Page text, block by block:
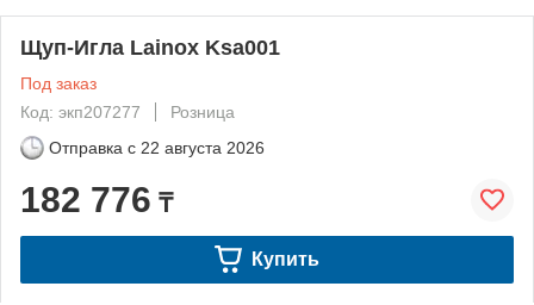
Щуп-Игла Lainox Ksa001
Под заказ
Код: экп207277
Розница
Отправка с 22 августа 2026
182 776 ₸
Купить